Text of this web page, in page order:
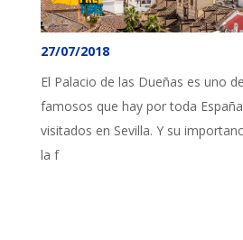
27/07/2018
El Palacio de las Dueñas es uno
famosos que hay por toda
visitados en Sevilla. Y su
la f